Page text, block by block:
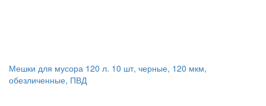
Мешки для мусора 120 л. 10 шт, черные, 120 мкм,
обезличенные, ПВД